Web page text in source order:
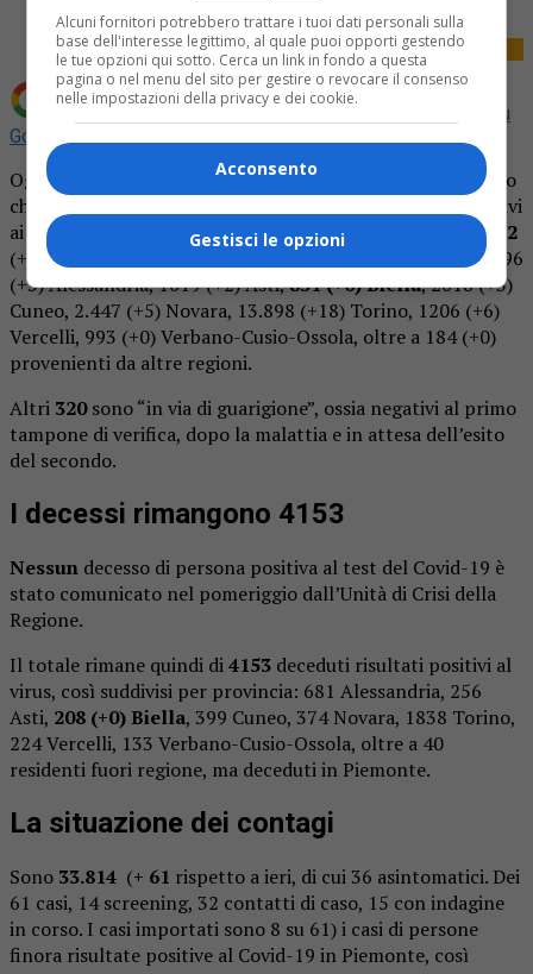
Aggiungi La Provincia di Biella come
Fonte preferita su
Google
Oggi l’Unità di Crisi della Regione Piemonte ha comunicato
che i pazienti virologicamente guariti, cioè risultati negativi
ai due test di verifica al termine della malattia, sono
27.212
(+ 39 rispetto a ieri), così suddivisi su base provinciale: 3396
(+5) Alessandria, 1619 (+2) Asti,851 (+0) Biella, 2618 (+3)
Cuneo, 2.447 (+5) Novara, 13.898 (+18) Torino, 1206 (+6)
Vercelli, 993 (+0) Verbano-Cusio-Ossola, oltre a 184 (+0)
provenienti da altre regioni.
Altri 320sono “in via di guarigione”, ossia negativi al primo
tampone di verifica, dopo la malattia e in attesa dell’esito
del secondo.
I decessi rimangono 4153
Nessun decesso di persona positiva al test del Covid-19 è
stato comunicato nel pomeriggio dall’Unità di Crisi della
Regione.
Il totale rimane quindi di4153 deceduti risultati positivi al
virus, così suddivisi per provincia: 681 Alessandria, 256
Asti, 208 (+0) Biella, 399 Cuneo, 374 Novara, 1838 Torino,
224 Vercelli, 133 Verbano-Cusio-Ossola, oltre a 40
residenti fuori regione, ma deceduti in Piemonte.
La situazione dei contagi
Sono 33.814 (+ 61 rispetto a ieri, di cui 36 asintomatici. Dei
61 casi, 14 screening, 32 contatti di caso, 15 con indagine
in corso. I casi importati sono 8 su 61) i casi di persone
finora risultate positive al Covid-19 in Piemonte, così
Alcuni fornitori potrebbero trattare i tuoi dati personali sulla
base dell'interesse legittimo, al quale puoi opporti gestendo
le tue opzioni qui sotto. Cerca un link in fondo a questa
pagina o nel menu del sito per gestire o revocare il consenso
nelle impostazioni della privacy e dei cookie.
Acconsento
Gestisci le opzioni